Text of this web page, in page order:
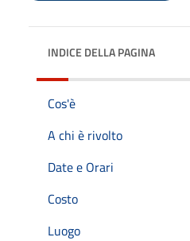
INDICE DELLA PAGINA
Cos'è
A chi è rivolto
Date e Orari
Costo
Luogo